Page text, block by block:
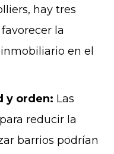
hay tres
la
en el
y orden: Las
reducir la
barrios podrían